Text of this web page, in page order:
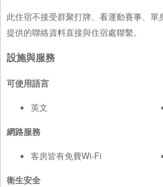
此住宿不接受群聚打牌、看運動賽事、
提供的聯絡資料直接與住宿處聯繫。
設施與服務
可使用語言
英文
網路服務
客房皆有免費Wi-Fi
衛生安全